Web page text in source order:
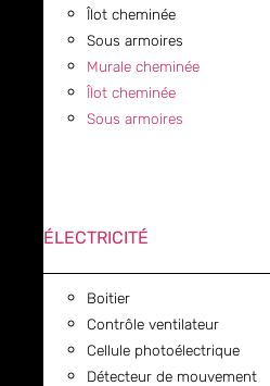
Îlot cheminée
Sous armoires
Murale cheminée
Îlot cheminée
Sous armoires
ÉLECTRICITÉ
Boitier
Contrôle ventilateur
Cellule photoélectrique
Détecteur de mouvement